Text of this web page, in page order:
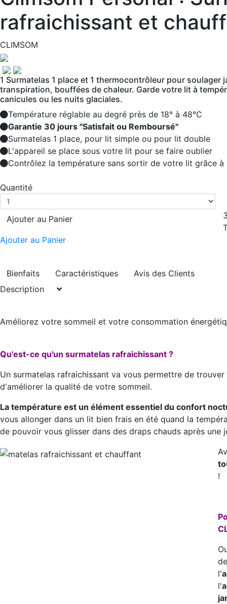
rafraichissant et
CLIMSOM
1 Surmatelas 1 place et 1 thermocontrôleur pour
transpiration, bouffées de chaleur. Garde votre lit à
canicules ou les nuits glaciales.
Température réglable au degré près de 18° à 48°C
Garantie 30 jours "Satisfait ou Remboursé"
Surmatelas 1 place, pour lit simple ou pour lit double
L'appareil se place sous votre lit pour se faire oublier
Contrôlez la température sans sortir de votre lit grâce à
Quantité
Ajouter au Panier
Ajouter au Panier
Bienfaits Caractéristiques
Avis des Clients
Description
Améliorez votre sommeil et votre consommation
Qu'est-ce qu'un surmatelas rafraichissant ?
Un surmatelas rafraichissant va vous permettre de
d'améliorer la qualité de votre sommeil.
La température est un élément essentiel du confort
vous allonger dans un lit bien frais en été quand la
de pouvoir vous glisser dans des draps chauds après une
!
l'
l'